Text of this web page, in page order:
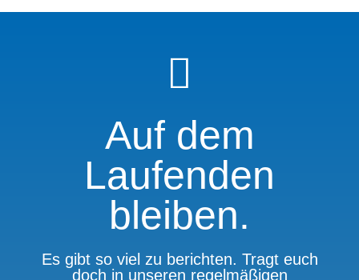
Auf dem
Laufenden
bleiben.
Es gibt so viel zu berichten. Tragt euch
doch in unseren regelmäßigen